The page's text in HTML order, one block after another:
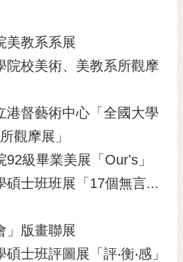
教系系展
校美術、美教系所觀摩
督藝術中心「全國大學
觀摩展」
級畢業美展「Our's」
士班班展「17個無言...
版畫聯展
班評圖展「評‧衡‧感」